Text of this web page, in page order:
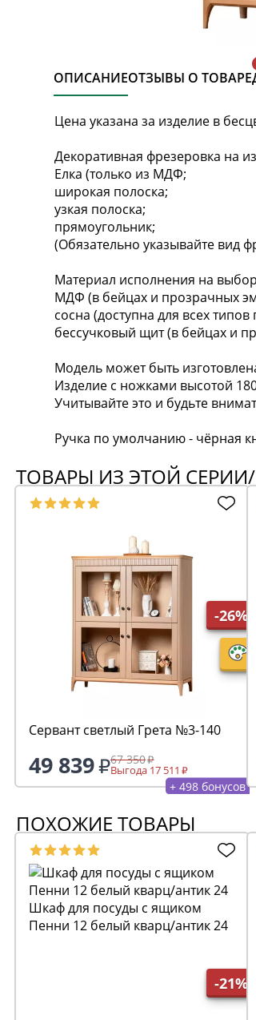
ОПИСАНИЕОТЗЫВЫ О ТОВАРЕ
Цена указана за изделие в
Декоративная фрезеровка на
Елка (только из МДФ;
широкая полоска;
узкая полоска;
прямоугольник;
(Обязательно указывайте вид
Материал исполнения на
МДФ (в бейцах и прозрачных
сосна (доступна для всех
бессучковый щит (в бейцах и
Модель может быть
Изделие с ножками высотой
Учитывайте это и будьте
Ручка по умолчанию - чёрная
ТОВАРЫ ИЗ ЭТОЙ
-26%
Сервант светлый Грета №3-140
49 839 67 350
Выгода 17 511
+ 498 бонусов
ПОХОЖИЕ ТОВАРЫ
-21%
Шкаф для посуды с ящиком
Пенни 12 белый кварц/антик 24